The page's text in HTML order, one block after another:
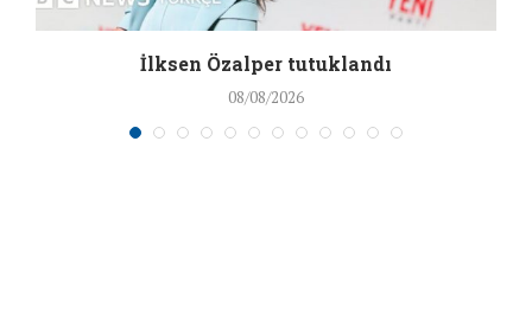
İlksen Özalper tutuklandı
08/08/2026